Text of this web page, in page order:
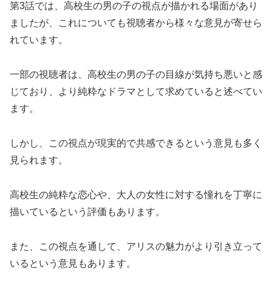
第3話では、高校生の男の子の視点が描かれる場面があり
ましたが、これについても視聴者から様々な意見が寄せら
れています。
一部の視聴者は、高校生の男の子の目線が気持ち悪いと感
じており、より純粋なドラマとして求めていると述べてい
ます。
しかし、この視点が現実的で共感できるという意見も多く
見られます。
高校生の純粋な恋心や、大人の女性に対する憧れを丁寧に
描いているという評価もあります。
また、この視点を通して、アリスの魅力がより引き立って
いるという意見もあります。